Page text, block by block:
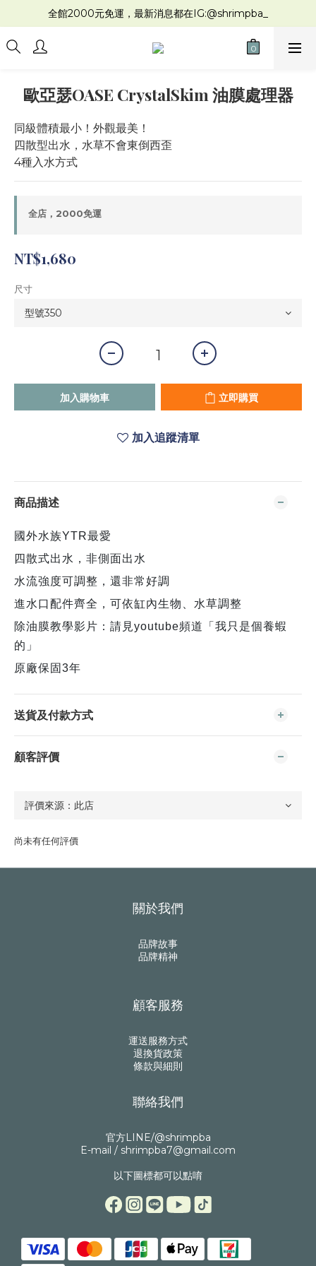
全館2000元免運，最新消息都在IG:@shrimpba_
歐亞瑟OASE CrystalSkim 油膜處理器
同級體積最小！外觀最美！
四散型出水，水草不會東倒西歪
4種入水方式
全店，2000免運
NT$1,680
尺寸
加入購物車 立即購買
加入追蹤清單
商品描述
國外水族YTR最愛
四散式出水，非側面出水
水流強度可調整，還非常好調
進水口配件齊全，可依缸內生物、水草調整
除油膜教學影片：請見youtube頻道「我只是個養蝦
的」
原廠保固3年
送貨及付款方式
顧客評價
尚未有任何評價
關於我們
品牌故事
品牌精神
顧客服務
運送服務方式
退換貨政策
條款與細則
聯絡我們
官方LINE/@shrimpba
E-mail / shrimpba7@gmail.com
以下圖標都可以點唷